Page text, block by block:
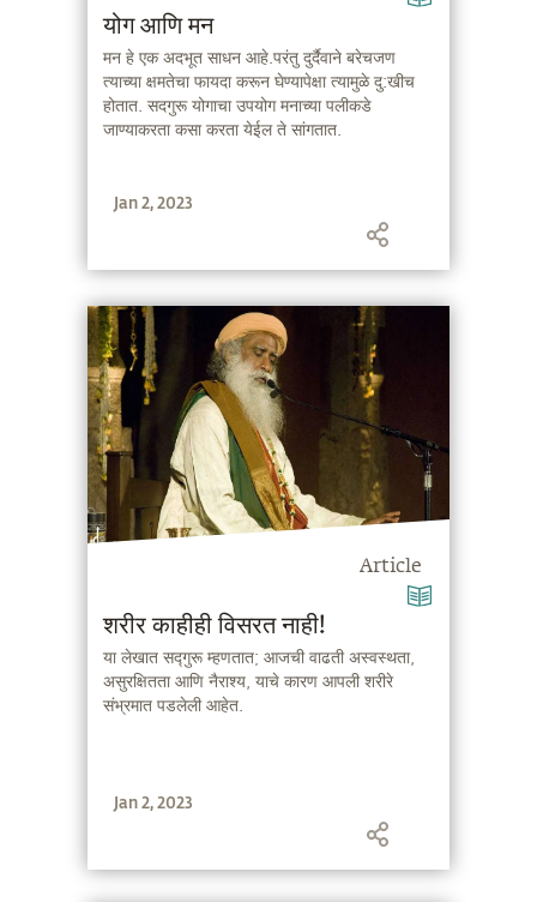
योग आणि मन
मन हे एक अदभूत साधन आहे.परंतु दुर्दैवाने बरेचजण
त्याच्या क्षमतेचा फायदा करून घेण्यापेक्षा त्यामुळे दु:खीच
होतात. सदगुरू योगाचा उपयोग मनाच्या पलीकडे
जाण्याकरता कसा करता येईल ते सांगतात.
Jan 2, 2023
Article
शरीर काहीही विसरत नाही!
या लेखात सद्गुरू म्हणतात; आजची वाढती अस्वस्थता,
असुरक्षितता आणि नैराश्य, याचे कारण आपली शरीरे
संभ्रमात पडलेली आहेत.
Jan 2, 2023